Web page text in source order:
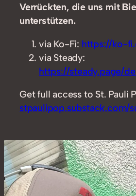
Verrückten, die uns mit
unterstützen.
via Ko-Fi: https://ko-
via Steady:
https://steady.page/
Get full access to St. Pauli
stpaulipop.substack.com/